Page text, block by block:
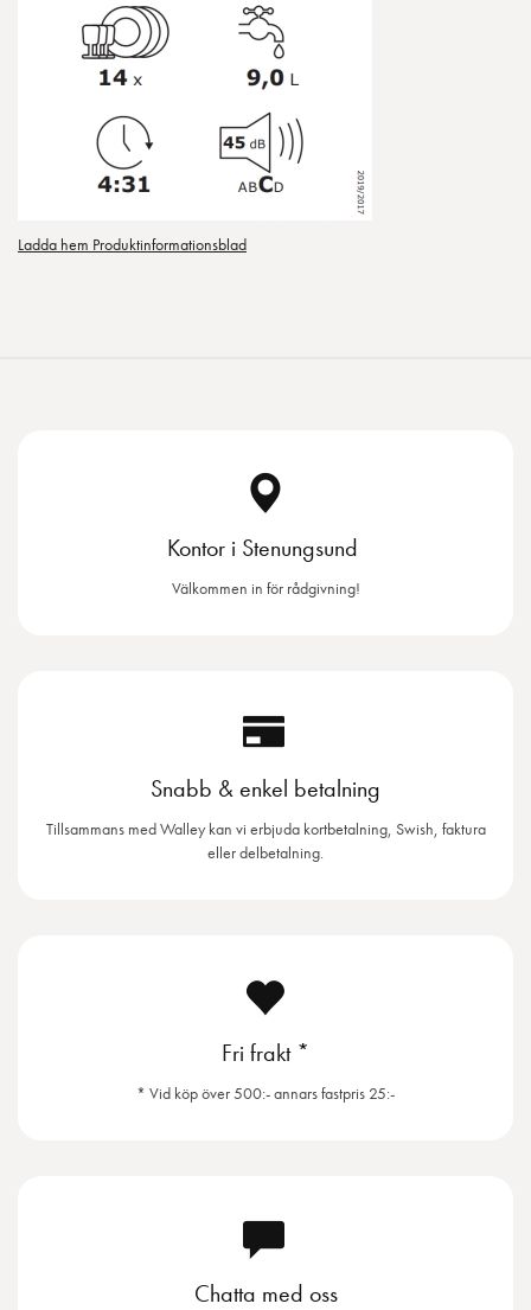
Ladda hem Produktinformationsblad
Kontor i Stenungsund
Välkommen in för rådgivning!
Snabb & enkel betalning
Tillsammans med Walley kan vi erbjuda kortbetalning, Swish, faktura
eller delbetalning.
Fri frakt *
* Vid köp över 500:- annars fastpris 25:-
Chatta med oss